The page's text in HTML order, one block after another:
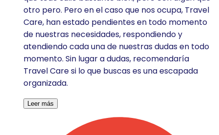
otro pero. Pero en el caso que nos ocupa, Travel
Care, han estado pendientes en todo momento
de nuestras necesidades, respondiendo y
atendiendo cada una de nuestras dudas en todo
momento. Sin lugar a dudas, recomendaría
Travel Care si lo que buscas es una escapada
organizada.
Leer más